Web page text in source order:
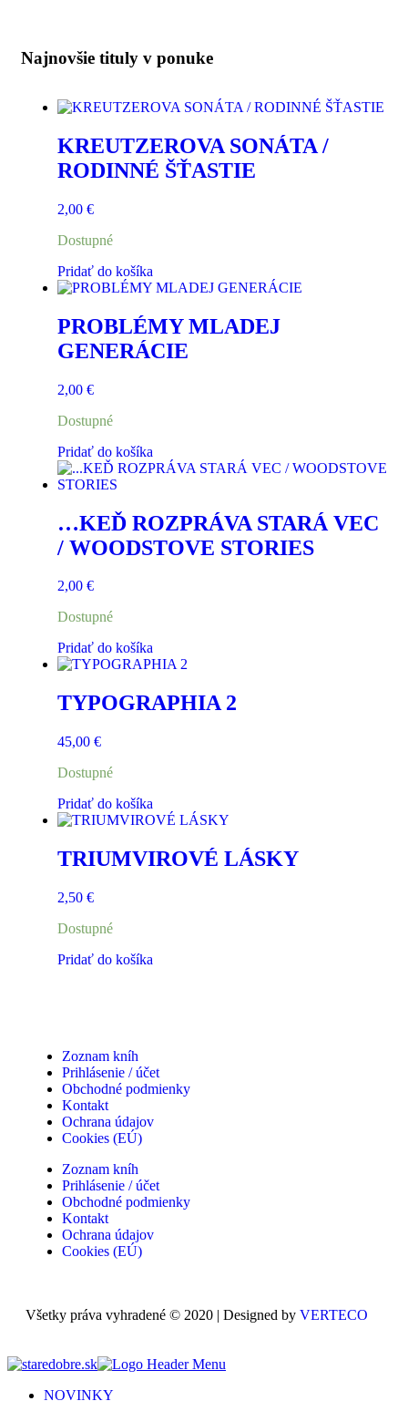
Najnovšie tituly v ponuke
KREUTZEROVA SONÁTA /
RODINNÉ ŠŤASTIE
2,00 €
Dostupné
Pridať do košíka
PROBLÉMY MLADEJ
GENERÁCIE
2,00 €
Dostupné
Pridať do košíka
…KEĎ ROZPRÁVA STARÁ VEC
/ WOODSTOVE STORIES
2,00 €
Dostupné
Pridať do košíka
TYPOGRAPHIA 2
45,00 €
Dostupné
Pridať do košíka
TRIUMVIROVÉ LÁSKY
2,50 €
Dostupné
Pridať do košíka
Všetky práva vyhradené © 2020 | Designed by VERTECO
Zoznam kníh
Prihlásenie / účet
Obchodné podmienky
Kontakt
Ochrana údajov
Cookies (EÚ)
Zoznam kníh
Prihlásenie / účet
Obchodné podmienky
Kontakt
Ochrana údajov
Cookies (EÚ)
NOVINKY